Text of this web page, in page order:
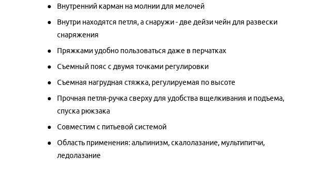
Внутренний карман на молнии для мелочей
Внутри находятся петля, а снаружи - две дейзи чейн для развески
снаряжения
Пряжками удобно пользоваться даже в перчатках
Съемный пояс с двумя точками регулировки
Съемная нагрудная стяжка, регулируемая по высоте
Прочная петля-ручка сверху для удобства вщелкивания и подъема,
спуска рюкзака
Совместим с питьевой системой
Область применения: альпинизм, скалолазание, мультипитчи,
ледолазание